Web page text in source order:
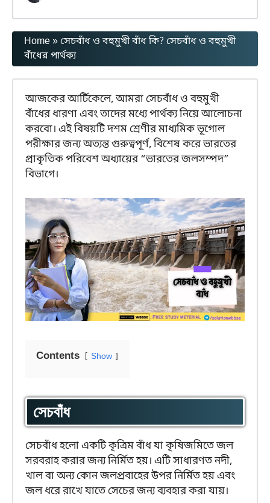
Home»সেচবাঁধ ও বহুমুখী বাঁধ কি? সেচবাঁধ ও বহুমুখী
বাঁধের পার্থক্য
আজকের আর্টিকেলে, আমরা সেচবাঁধ ও বহুমুখী
বাঁধের ধারণা এবং তাদের মধ্যে পার্থক্য নিয়ে আলোচনা
করবো। এই বিষয়টি দশম শ্রেণীর মাধ্যমিক ভূগোল
পরীক্ষার জন্য অত্যন্ত গুরুত্বপূর্ণ, বিশেষ করে ভারতের
প্রাকৃতিক পরিবেশ অধ্যায়ের “ভারতের জলসম্পদ”
বিভাগে।
Contents Show
সেচবাঁধ
সেচবাঁধ হলো একটি কৃত্রিম বাঁধ যা কৃষিজমিতে জল
সরবরাহ করার জন্য নির্মিত হয়। এটি সাধারণত নদী,
খাল বা অন্য কোন জলপ্রবাহের উপর নির্মিত হয় এবং
জল ধরে রাখে যাতে সেচের জন্য ব্যবহার করা যায়।